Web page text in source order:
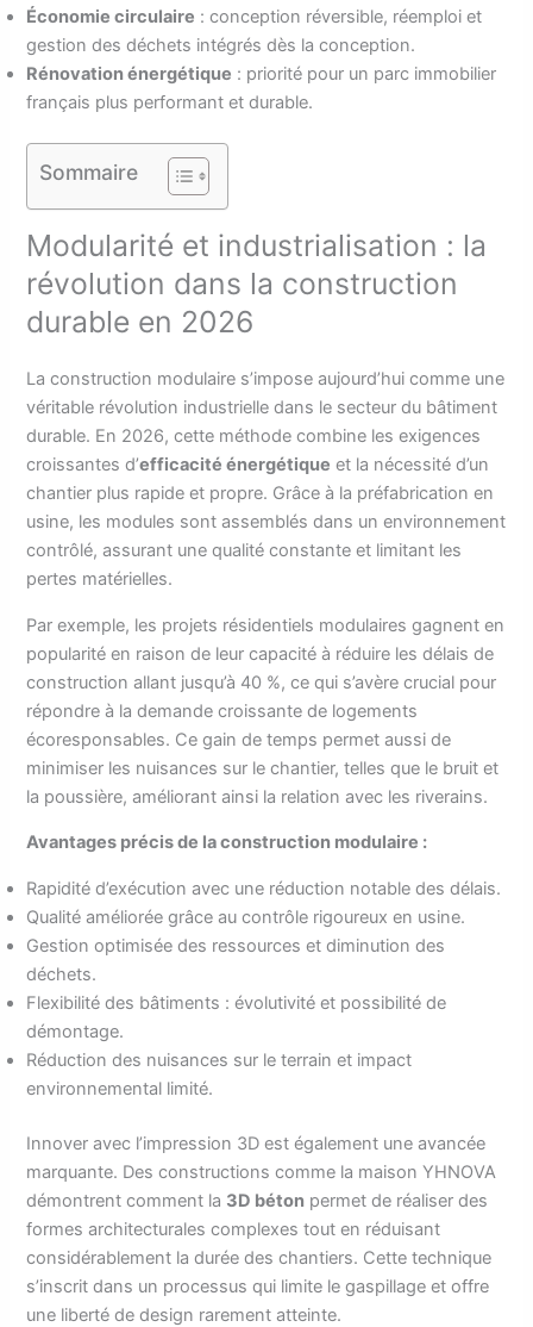
Économie circulaire : conception réversible, réemploi et
gestion des déchets intégrés dès la conception.
Rénovation énergétique : priorité pour un parc immobilier
français plus performant et durable.
Sommaire
Modularité et industrialisation : la
révolution dans la construction
durable en 2026
La construction modulaire s’impose aujourd’hui comme une
véritable révolution industrielle dans le secteur du bâtiment
durable. En 2026, cette méthode combine les exigences
croissantes d’efficacité énergétique et la nécessité d’un
chantier plus rapide et propre. Grâce à la préfabrication en
usine, les modules sont assemblés dans un environnement
contrôlé, assurant une qualité constante et limitant les
pertes matérielles.
Par exemple, les projets résidentiels modulaires gagnent en
popularité en raison de leur capacité à réduire les délais de
construction allant jusqu’à 40 %, ce qui s’avère crucial pour
répondre à la demande croissante de logements
écoresponsables. Ce gain de temps permet aussi de
minimiser les nuisances sur le chantier, telles que le bruit et
la poussière, améliorant ainsi la relation avec les riverains.
Avantages précis de la construction modulaire :
Rapidité d’exécution avec une réduction notable des délais.
Qualité améliorée grâce au contrôle rigoureux en usine.
Gestion optimisée des ressources et diminution des
déchets.
Flexibilité des bâtiments : évolutivité et possibilité de
démontage.
Réduction des nuisances sur le terrain et impact
environnemental limité.
Innover avec l’impression 3D est également une avancée
marquante. Des constructions comme la maison YHNOVA
démontrent comment la 3D béton permet de réaliser des
formes architecturales complexes tout en réduisant
considérablement la durée des chantiers. Cette technique
s’inscrit dans un processus qui limite le gaspillage et offre
une liberté de design rarement atteinte.